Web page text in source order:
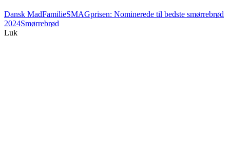
Dansk MadFamilieSMAGprisen: Nominerede til bedste smørrebrød
2024Smørrebrød
Luk